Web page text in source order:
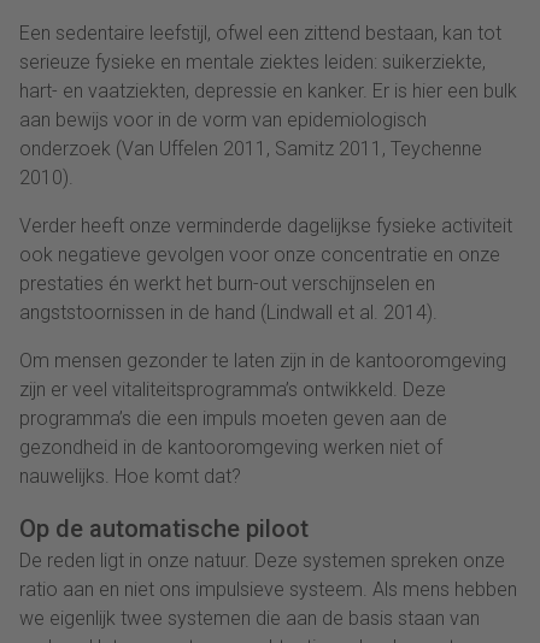
Een sedentaire leefstijl, ofwel een zittend bestaan, kan tot
serieuze fysieke en mentale ziektes leiden: suikerziekte,
hart- en vaatziekten, depressie en kanker. Er is hier een bulk
aan bewijs voor in de vorm van epidemiologisch
onderzoek (Van Uffelen 2011, Samitz 2011, Teychenne
2010).
Verder heeft onze verminderde dagelijkse fysieke activiteit
ook negatieve gevolgen voor onze concentratie en onze
prestaties én werkt het burn-out verschijnselen en
angststoornissen in de hand (Lindwall et al. 2014).
Om mensen gezonder te laten zijn in de kantooromgeving
zijn er veel vitaliteitsprogramma’s ontwikkeld. Deze
programma’s die een impuls moeten geven aan de
gezondheid in de kantooromgeving werken niet of
nauwelijks. Hoe komt dat?
Op de automatische piloot
De reden ligt in onze natuur. Deze systemen spreken onze
ratio aan en niet ons impulsieve systeem. Als mens hebben
we eigenlijk twee systemen die aan de basis staan van